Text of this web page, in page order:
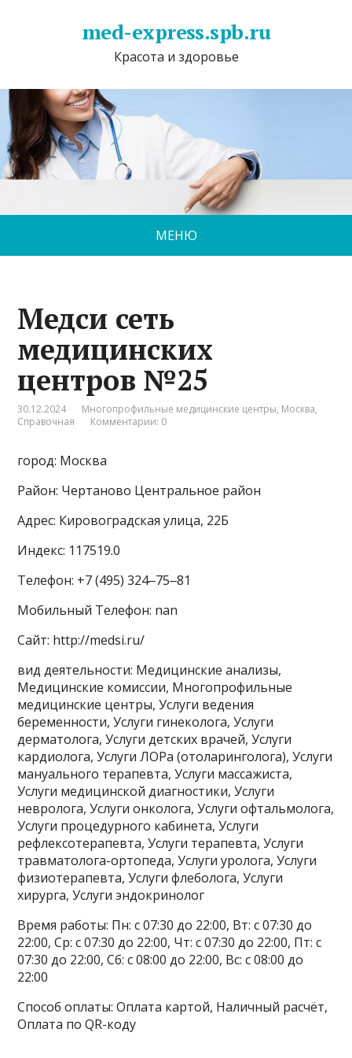
med-express.spb.ru
Красота и здоровье
МЕНЮ
Медси сеть
медицинских
центров №25
30.12.2024 Многопрофильные медицинские центры, Москва,
Справочная
Комментарии: 0
город: Москва
Район: Чертаново Центральное район
Адрес: Кировоградская улица, 22Б
Индекс: 117519.0
Телефон: +7 (495) 324‒75‒81
Мобильный Телефон: nan
Сайт: http://medsi.ru/
вид деятельности: Медицинские анализы,
Медицинские комиссии, Многопрофильные
медицинские центры, Услуги ведения
беременности, Услуги гинеколога, Услуги
дерматолога, Услуги детских врачей, Услуги
кардиолога, Услуги ЛОРа (отоларинголога), Услуги
мануального терапевта, Услуги массажиста,
Услуги медицинской диагностики, Услуги
невролога, Услуги онколога, Услуги офтальмолога,
Услуги процедурного кабинета, Услуги
рефлексотерапевта, Услуги терапевта, Услуги
травматолога-ортопеда, Услуги уролога, Услуги
физиотерапевта, Услуги флеболога, Услуги
хирурга, Услуги эндокринолог
Время работы: Пн: с 07:30 до 22:00, Вт: с 07:30 до
22:00, Ср: с 07:30 до 22:00, Чт: с 07:30 до 22:00, Пт: с
07:30 до 22:00, Сб: с 08:00 до 22:00, Вс: с 08:00 до
22:00
Способ оплаты: Оплата картой, Наличный расчёт,
Оплата по QR-коду